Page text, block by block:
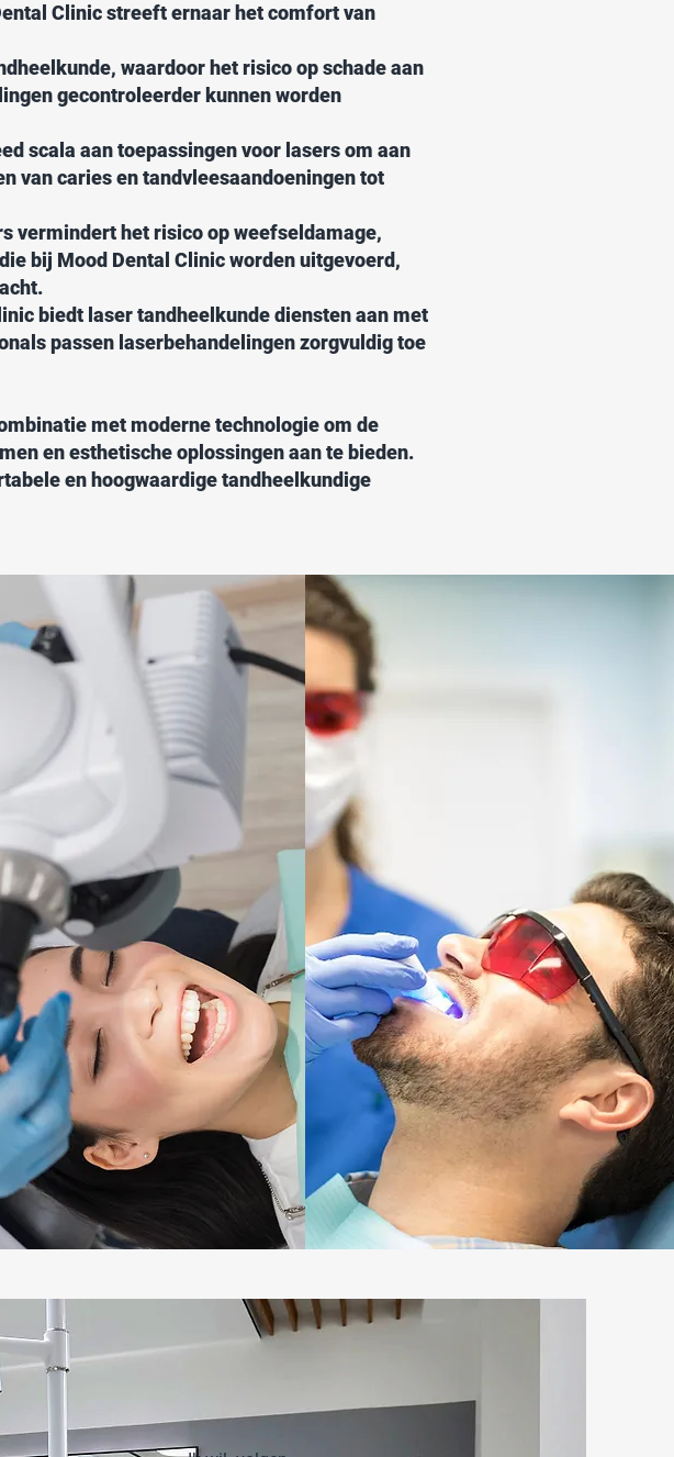
Clinic streeft ernaar het comfort van
waardoor het risico op schade aan
gecontroleerder kunnen worden
scala aan toepassingen voor lasers om aan
van caries en tandvleesaandoeningen tot
vermindert het risico op weefseldamage,
bij Mood Dental Clinic worden uitgevoerd,
biedt laser tandheelkunde diensten aan met
passen laserbehandelingen zorgvuldig toe
met moderne technologie om de
en esthetische oplossingen aan te bieden.
en hoogwaardige tandheelkundige